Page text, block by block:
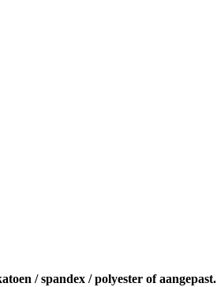
/ spandex / polyester of aangepast.